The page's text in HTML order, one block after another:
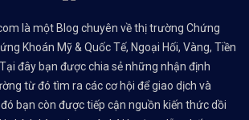
là một Blog chuyên về thị trường Chứng
Khoán Mỹ & Quốc Tế, Ngoại Hối, Vàng, Tiền
đây bạn được chia sẻ những nhận định
từ đó tìm ra các cơ hội để giao dịch và
bạn còn được tiếp cận nguồn kiến thức dồi